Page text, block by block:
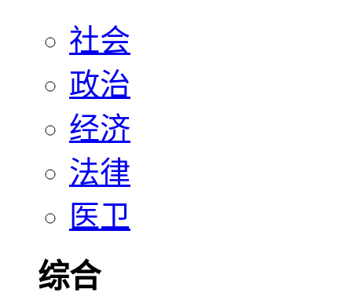
社会
政治
经济
法律
医卫
综合